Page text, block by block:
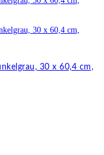
30 x 60,4 cm,